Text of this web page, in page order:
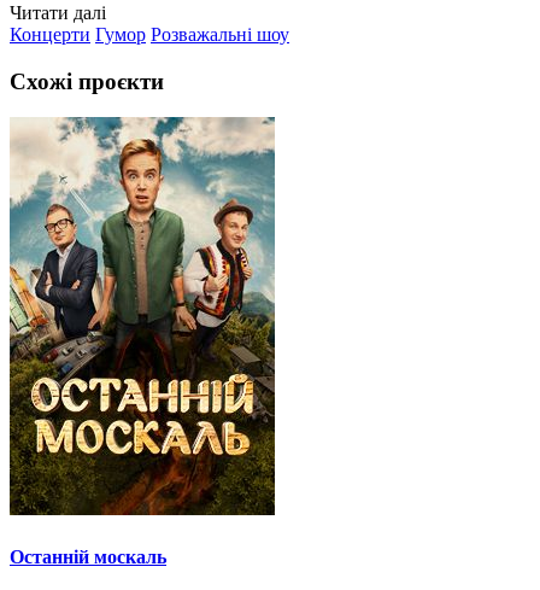
Читати далі
Концерти Гумор Розважальні шоу
Схожі проєкти
Останній москаль